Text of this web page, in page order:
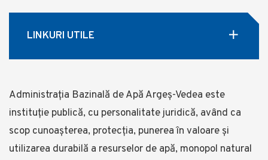
LINKURI UTILE
Administrația Bazinală de Apă Argeș-Vedea este
instituție publică, cu personalitate juridică, având ca
scop cunoașterea, protecția, punerea în valoare și
utilizarea durabilă a resurselor de apă, monopol natural